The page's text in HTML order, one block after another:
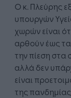
Ο κ. Πλεύρης
υπουργών
χωρών είναι
αρθούν έως
την πίεση
αλλά δεν
είναι
της